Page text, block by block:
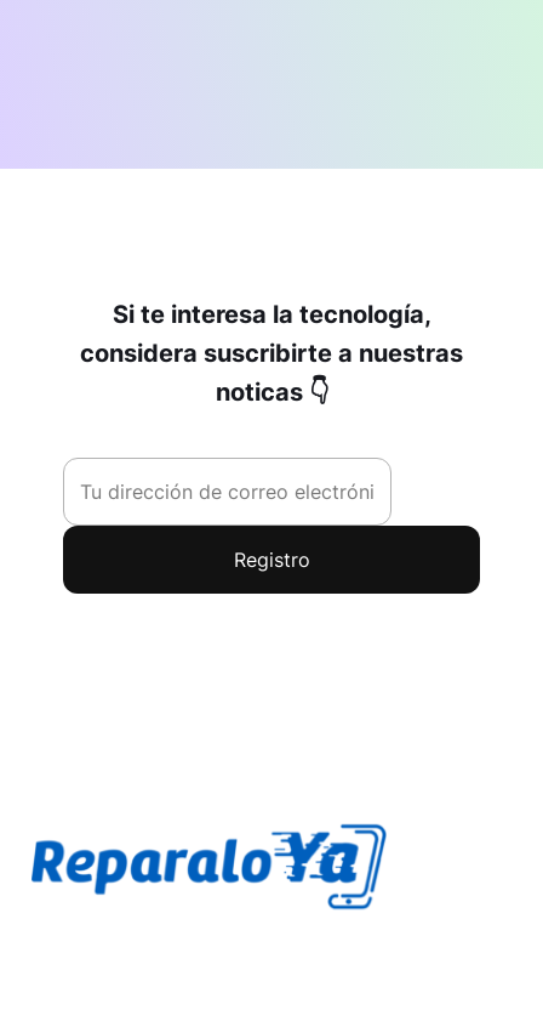
Si te interesa la tecnología,
considera suscribirte a nuestras
noticas 👇